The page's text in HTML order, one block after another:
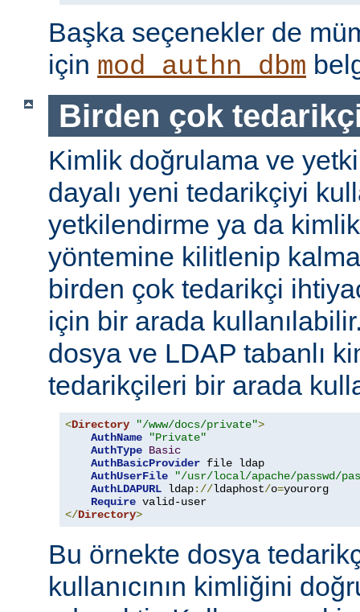
Başka seçenekler de
için mod_authn_dbm
Birden çok
Kimlik doğrulama ve
dayalı yeni tedarikçiyi
yetkilendirme ya da
yöntemine kilitlenip
birden çok tedarikçi
için bir arada
dosya ve LDAP tabanlı
tedarikçileri bir arada
<Directory "/www/docs/private">
AuthName
"Private"
AuthType Basic
AuthBasicProvider file ldap
AuthUserFile
"/usr/local/apache/passwd/
AuthLDAPURL ldap://ldaphost/o=yourorg
Require
</Directory>
Bu örnekte dosya
kullanıcının kimliğini